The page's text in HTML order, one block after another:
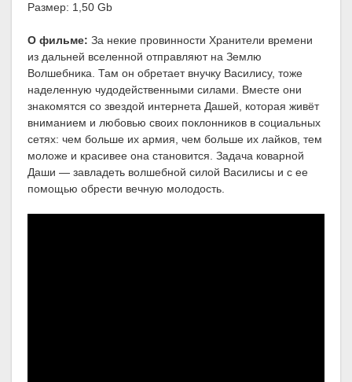
Размер: 1,50 Gb
О фильме: За некие провинности Хранители времени
из дальней вселенной отправляют на Землю
Волшебника. Там он обретает внучку Василису, тоже
наделенную чудодейственными силами. Вместе они
знакомятся со звездой интернета Дашей, которая живёт
вниманием и любовью своих поклонников в социальных
сетях: чем больше их армия, чем больше их лайков, тем
моложе и красивее она становится. Задача коварной
Даши — завладеть волшебной силой Василисы и с ее
помощью обрести вечную молодость.